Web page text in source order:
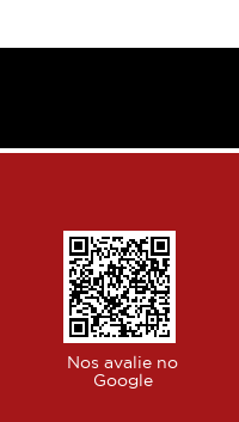
Nos avalie no
Google